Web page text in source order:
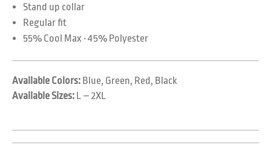
Stand up collar
Regular fit
55% Cool Max • 45% Polyester
Available Colors: Blue, Green, Red, Black
Available Sizes: L – 2XL